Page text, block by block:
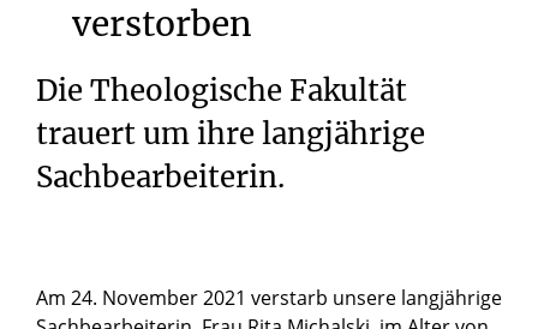
verstorben
Die Theologische Fakultät
trauert um ihre langjährige
Sachbearbeiterin.
Am 24. November 2021 verstarb unsere langjährige